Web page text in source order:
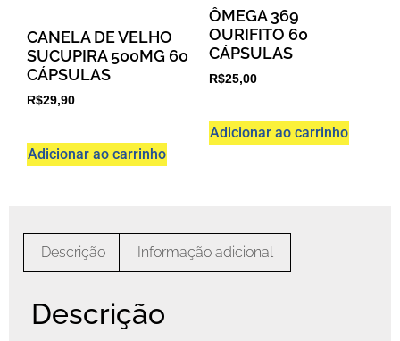
CANELA DE VELHO
SUCUPIRA 500MG 60
CÁPSULAS
R$29,90
Adicionar ao carrinho
ÔMEGA 369
OURIFITO 60
CÁPSULAS
R$25,00
Adicionar ao carrinho
Descrição Informação adicional
Descrição